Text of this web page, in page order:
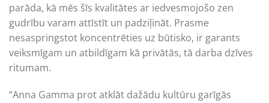
parāda, kā mēs šīs kvalitātes ar iedvesmojošo zen
gudrību varam attīstīt un padziļināt. Prasme
nesaspringstot koncentrēties uz būtisko, ir garants
veiksmīgam un atbildīgam kā privātās, tā darba dzīves
ritumam.
“Anna Gamma prot atklāt dažādu kultūru garīgās